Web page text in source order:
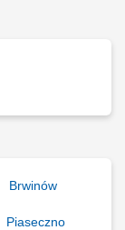
Brwinów
Piaseczno